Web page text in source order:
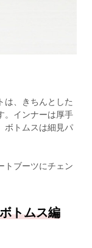
は、きちんとした
。インナーは厚手
ボトムスは細見パ
トブーツにチェン
トムス編